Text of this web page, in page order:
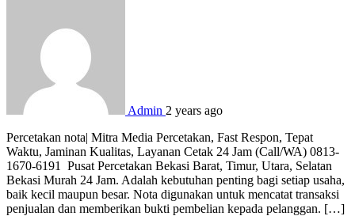
Admin 2 years ago
Percetakan nota| Mitra Media Percetakan, Fast Respon, Tepat
Waktu, Jaminan Kualitas, Layanan Cetak 24 Jam (Call/WA) 0813-
1670-6191 Pusat Percetakan Bekasi Barat, Timur, Utara, Selatan
Bekasi Murah 24 Jam. Adalah kebutuhan penting bagi setiap usaha,
baik kecil maupun besar. Nota digunakan untuk mencatat transaksi
penjualan dan memberikan bukti pembelian kepada pelanggan. […]